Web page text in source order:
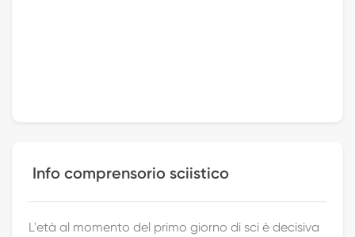
Info comprensorio sciistico
L'età al momento del primo giorno di sci è decisiva